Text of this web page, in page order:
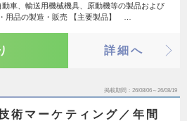
車、輸送用機械機具、原動機等の製品および
用品の製造・販売 【主要製品】 …
詳細へ
掲載期間 26/08/06～26/08/19
術マーケティング／年間